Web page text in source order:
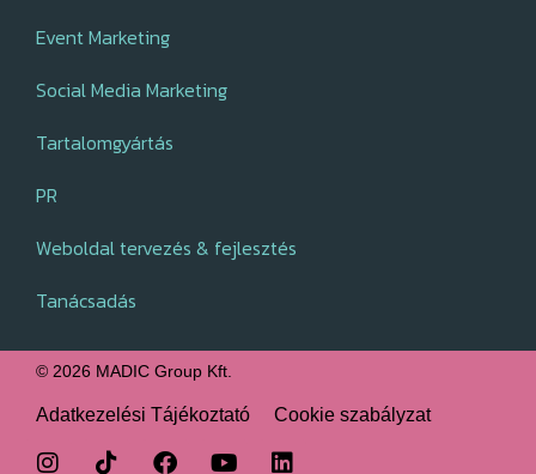
Event Marketing
Social Media Marketing
Tartalomgyártás
PR
Weboldal tervezés & fejlesztés
Tanácsadás
© 2026 MADIC Group Kft.
Adatkezelési Tájékoztató Cookie szabályzat